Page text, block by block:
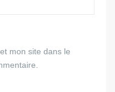
mon site dans le